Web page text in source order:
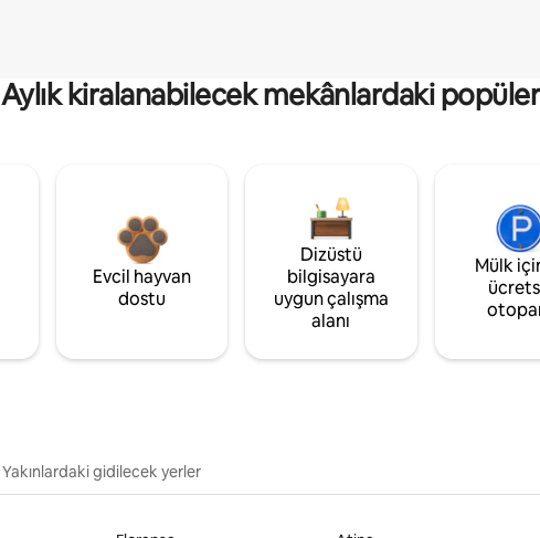
Aylık kiralanabilecek mekânlardaki
Evcil hayvan
dostu
Dizüstü
bilgisayara
uygun çalışma
alanı
Mülk
Yakınlardaki gidilecek yerler